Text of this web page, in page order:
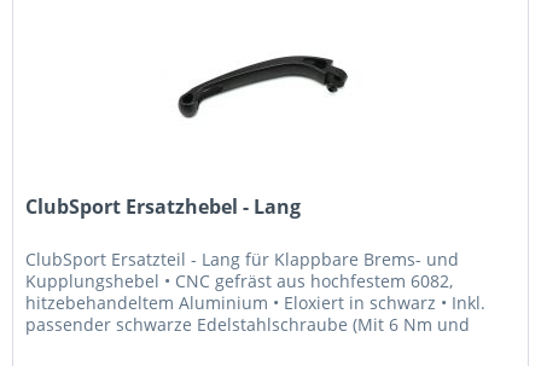
ClubSport Ersatzhebel - Lang
ClubSport Ersatzteil - Lang für Klappbare Brems- und
Kupplungshebel • CNC gefräst aus hochfestem 6082,
hitzebehandeltem Aluminium • Eloxiert in schwarz • Inkl.
passender schwarze Edelstahlschraube (Mit 6 Nm und